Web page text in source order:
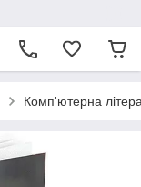
Комп'ютерна